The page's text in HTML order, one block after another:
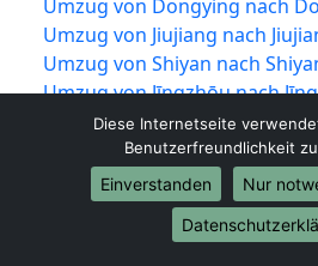
Umzug von Dongying nach
Umzug von Jiujiang nach
Umzug von Shiyan nach
Umzug von Jīngzhōu nach
Umzug von Yueqing nach
Umzug von Tengzhou nach
Umzug von Nan’an nach
Umzug von Puning nach
Umzug von Guigang nach
Diese Internetseite
Benutzerfreundlichkeit
Einverstanden
Nur